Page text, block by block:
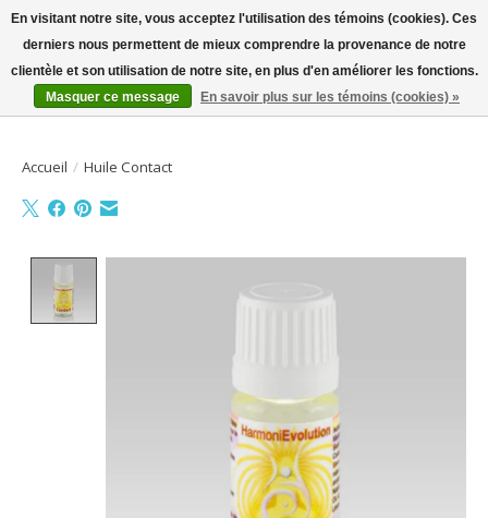
Bienvenue sur la boutique en ligne
Liste dePanier
Accueil / Huile Contact
En visitant notre site, vous acceptez l'utilisation des témoins (cookies). Ces
derniers nous permettent de mieux comprendre la provenance de notre
clientèle et son utilisation de notre site, en plus d'en améliorer les fonctions.
Masquer ce message
En savoir plus sur les témoins (cookies) »